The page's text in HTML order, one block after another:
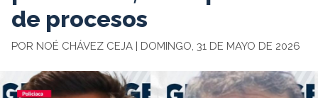
de procesos
POR NOÉ CHÁVEZ CEJA | DOMINGO, 31 DE MAYO DE 2026